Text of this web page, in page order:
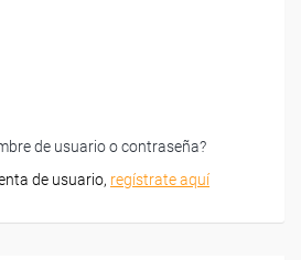
de usuario o contraseña?
de usuario, regístrate aquí